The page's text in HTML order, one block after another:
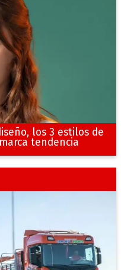
los 3 estilos de
tendencia